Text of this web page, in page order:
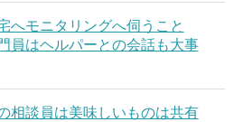
へモニタリングへ伺うこと
員はヘルパーとの会話も大事
相談員は美味しいものは共有